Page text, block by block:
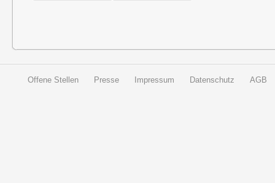
Offene Stellen Presse Impressum Datenschutz AGB